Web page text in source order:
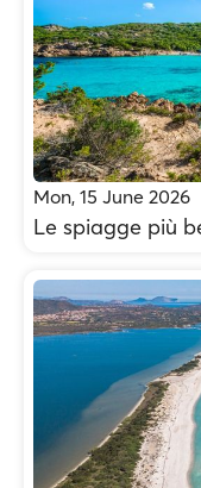
Mon, 15 June 2026
Le spiagge più